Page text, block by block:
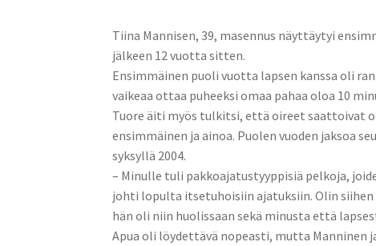
Tiina Mannisen, 39, masennus näyttäytyi
jälkeen 12 vuotta sitten.
Ensimmäinen puoli vuotta lapsen kanssa oli
vaikeaa ottaa puheeksi omaa pahaa oloa 10
Tuore äiti myös tulkitsi, että oireet saattoivat
ensimmäinen ja ainoa. Puolen vuoden jaksoa
syksyllä 2004.
– Minulle tuli pakkoajatustyyppisiä pelkoja,
johti lopulta itsetuhoisiin ajatuksiin. Olin
hän oli niin huolissaan sekä minusta että
Apua oli löydettävä nopeasti, mutta Manninen